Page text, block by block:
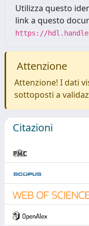
Utilizza questo
link a questo
https://
Attenzione
Attenzione! I dati
sottoposti a
Citazioni